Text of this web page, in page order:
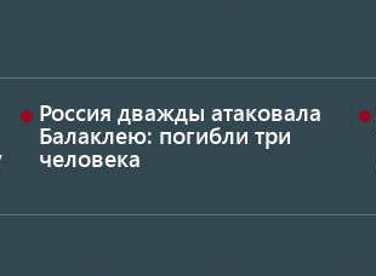
Россия дважды атаковала
Балаклею: погибли три
человека